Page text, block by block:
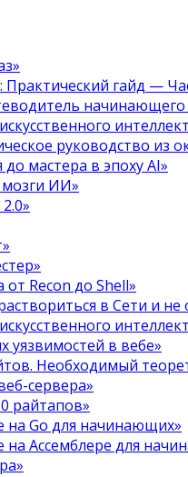
Практический гайд —
руководство из
мастера в эпоху AI»
ИИ»
Recon до Shell»
в Сети и не
уязвимостей в вебе»
Необходимый
сервера»
райтапов»
на Go для начинающих»
Ассемблере для